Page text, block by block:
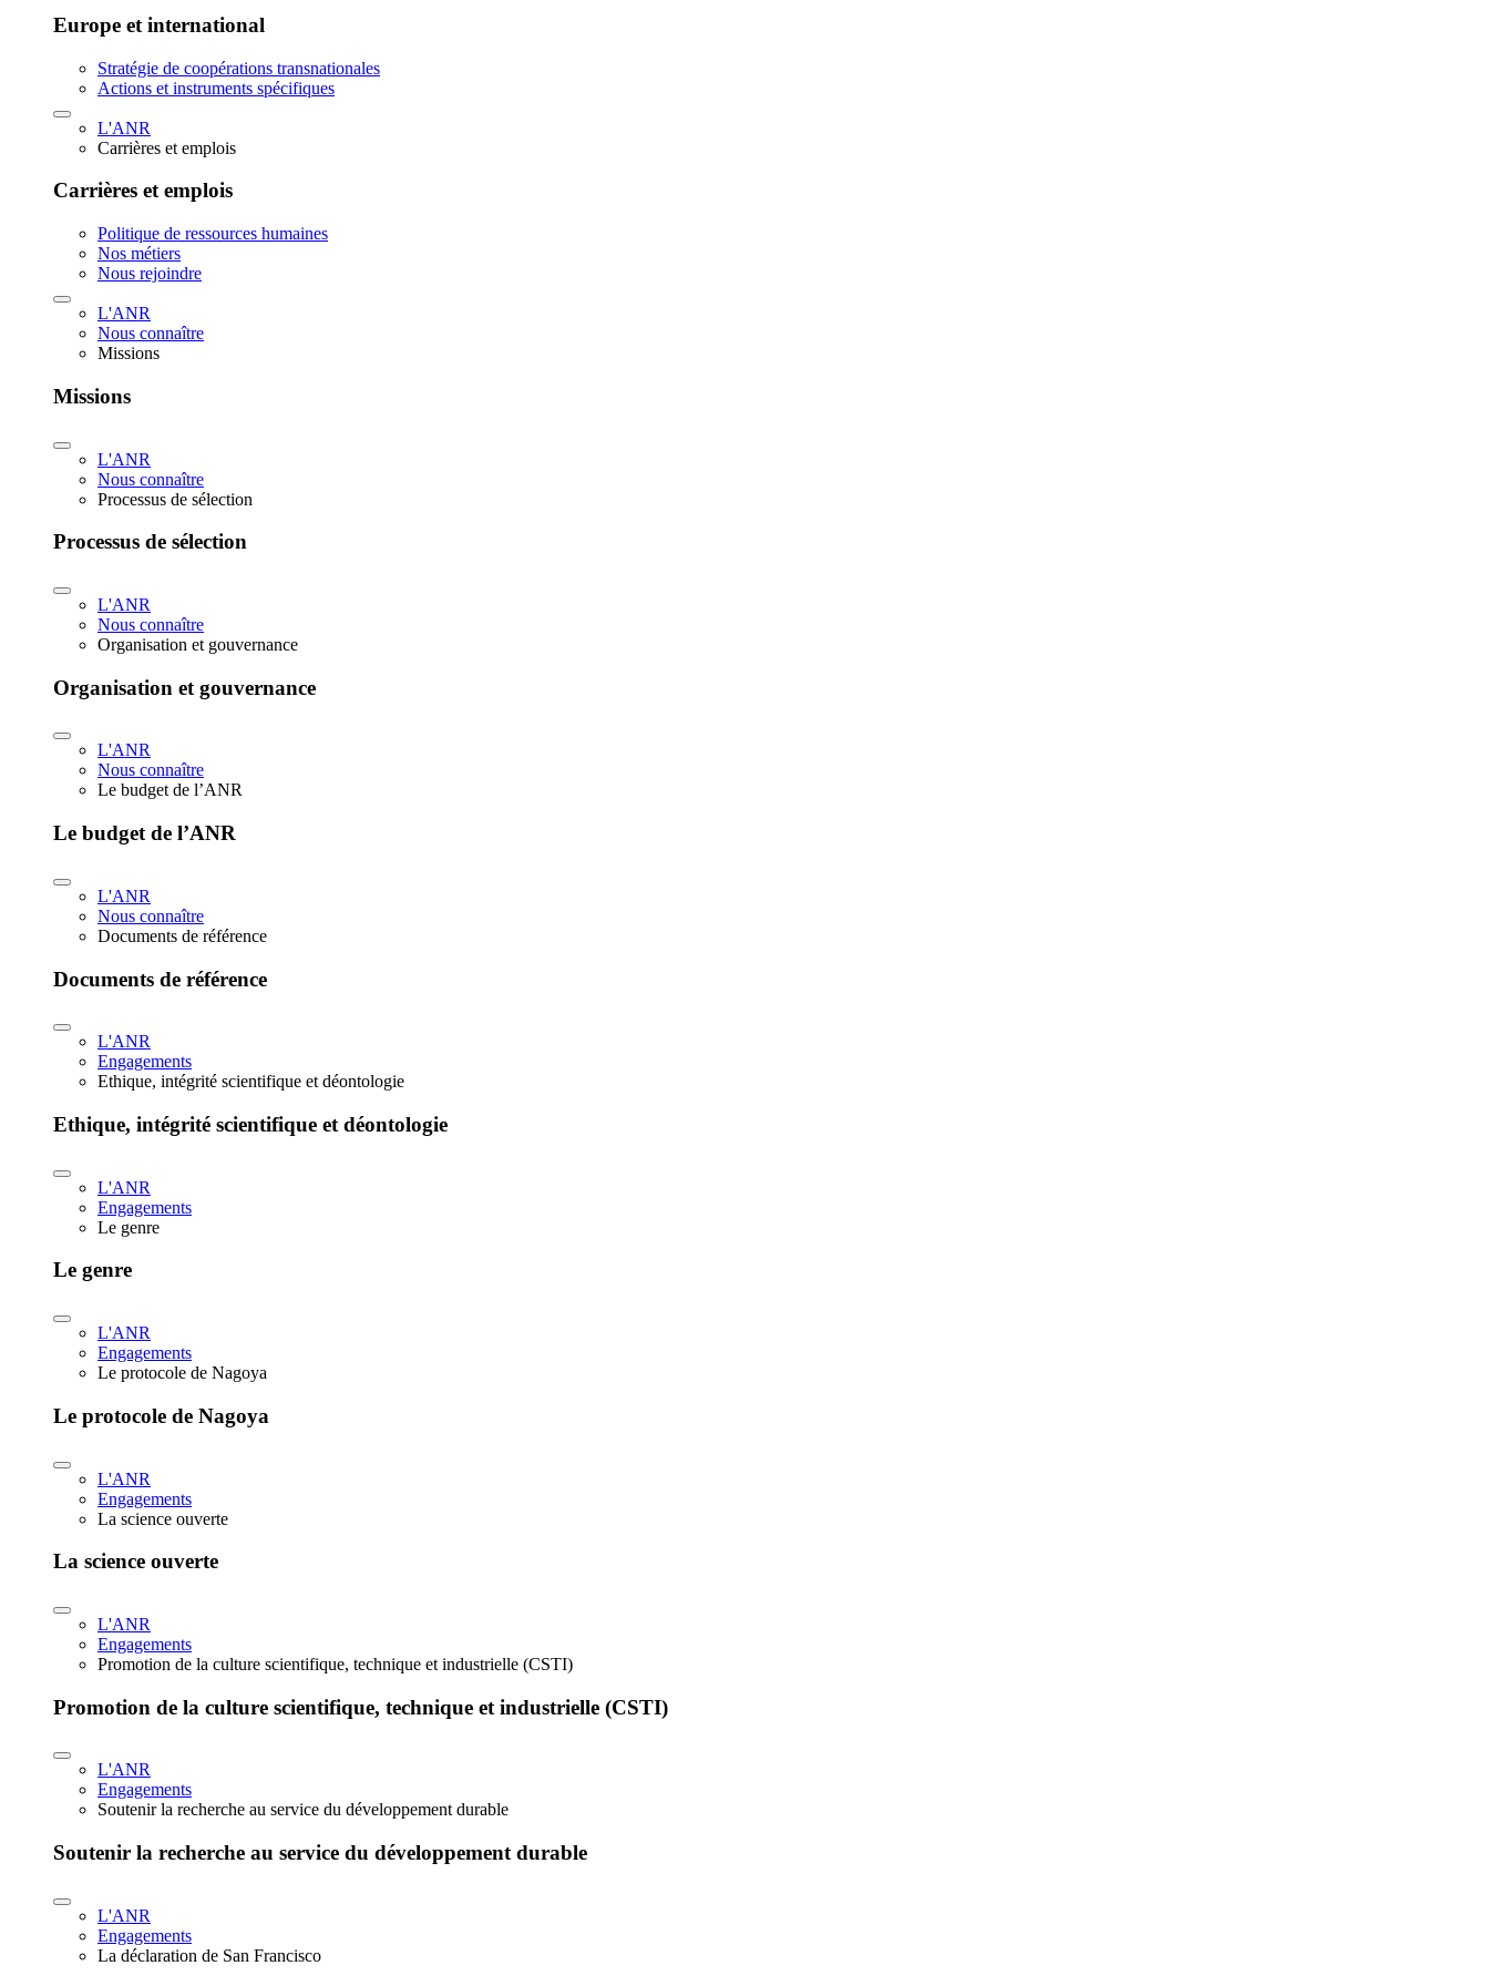
Europe et international
Stratégie de coopérations transnationales
Actions et instruments spécifiques
L'ANR
Carrières et emplois
Carrières et emplois
Politique de ressources humaines
Nos métiers
Nous rejoindre
L'ANR
Nous connaître
Missions
Missions
L'ANR
Nous connaître
Processus de sélection
Processus de sélection
L'ANR
Nous connaître
Organisation et gouvernance
Organisation et gouvernance
L'ANR
Nous connaître
Le budget de l’ANR
Le budget de l’ANR
L'ANR
Nous connaître
Documents de référence
Documents de référence
L'ANR
Engagements
Ethique, intégrité scientifique et déontologie
Ethique, intégrité scientifique et déontologie
L'ANR
Engagements
Le genre
Le genre
L'ANR
Engagements
Le protocole de Nagoya
Le protocole de Nagoya
L'ANR
Engagements
La science ouverte
La science ouverte
L'ANR
Engagements
Promotion de la culture scientifique, technique et industrielle (CSTI)
Promotion de la culture scientifique, technique et industrielle (CSTI)
L'ANR
Engagements
Soutenir la recherche au service du développement durable
Soutenir la recherche au service du développement durable
L'ANR
Engagements
La déclaration de San Francisco